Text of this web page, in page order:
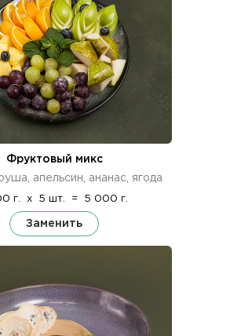
Фруктовый микс
апельсин, ананас, ягода
г. x 5 шт. = 5 000 г.
Заменить